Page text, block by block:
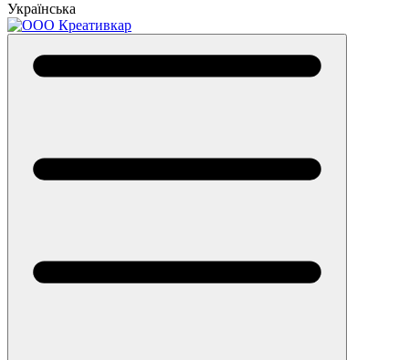
Українська